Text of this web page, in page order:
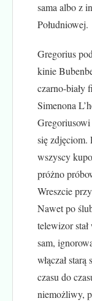
sama albo z
Południowej.
Gregorius
kinie
czarno-biały
Simenona
Gregoriusowi
się zdjęciom.
wszyscy
próżno
Wreszcie
Nawet po
telewizor
sam,
włączał
czasu do
niemożliwy,